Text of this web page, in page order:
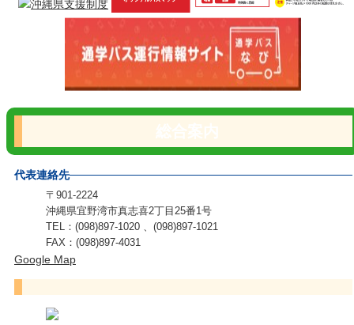
代表連絡先
〒901-2224
沖縄県宜野湾市真志喜2丁目25番1号
TEL：(098)897-1020 、(098)897-1021
FAX：(098)897-4031
Google Map